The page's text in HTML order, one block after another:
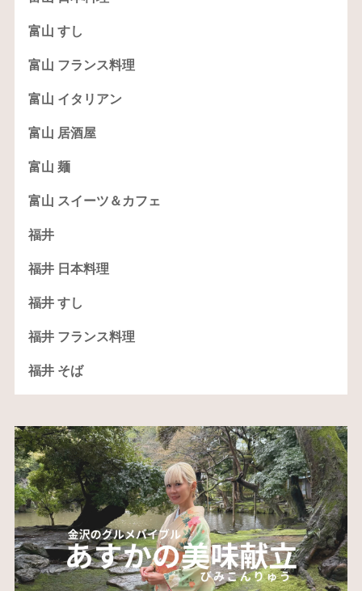
富山 すし
富山 フランス料理
富山 イタリアン
富山 居酒屋
富山 麺
富山 スイーツ＆カフェ
福井
福井 日本料理
福井 すし
福井 フランス料理
福井 そば